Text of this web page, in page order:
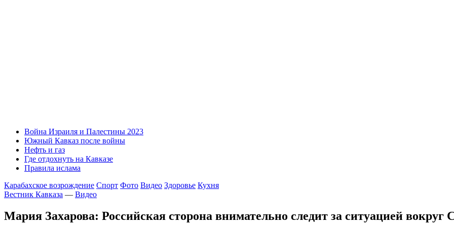
Война Израиля и Палестины 2023
Южный Кавказ после войны
Нефть и газ
Где отдохнуть на Кавказе
Правила ислама
Карабахское возрождение Спорт Фото Видео Здоровье Кухня
Вестник Кавказа — Видео
Мария Захарова: Российская сторона внимательно следит за ситуацией